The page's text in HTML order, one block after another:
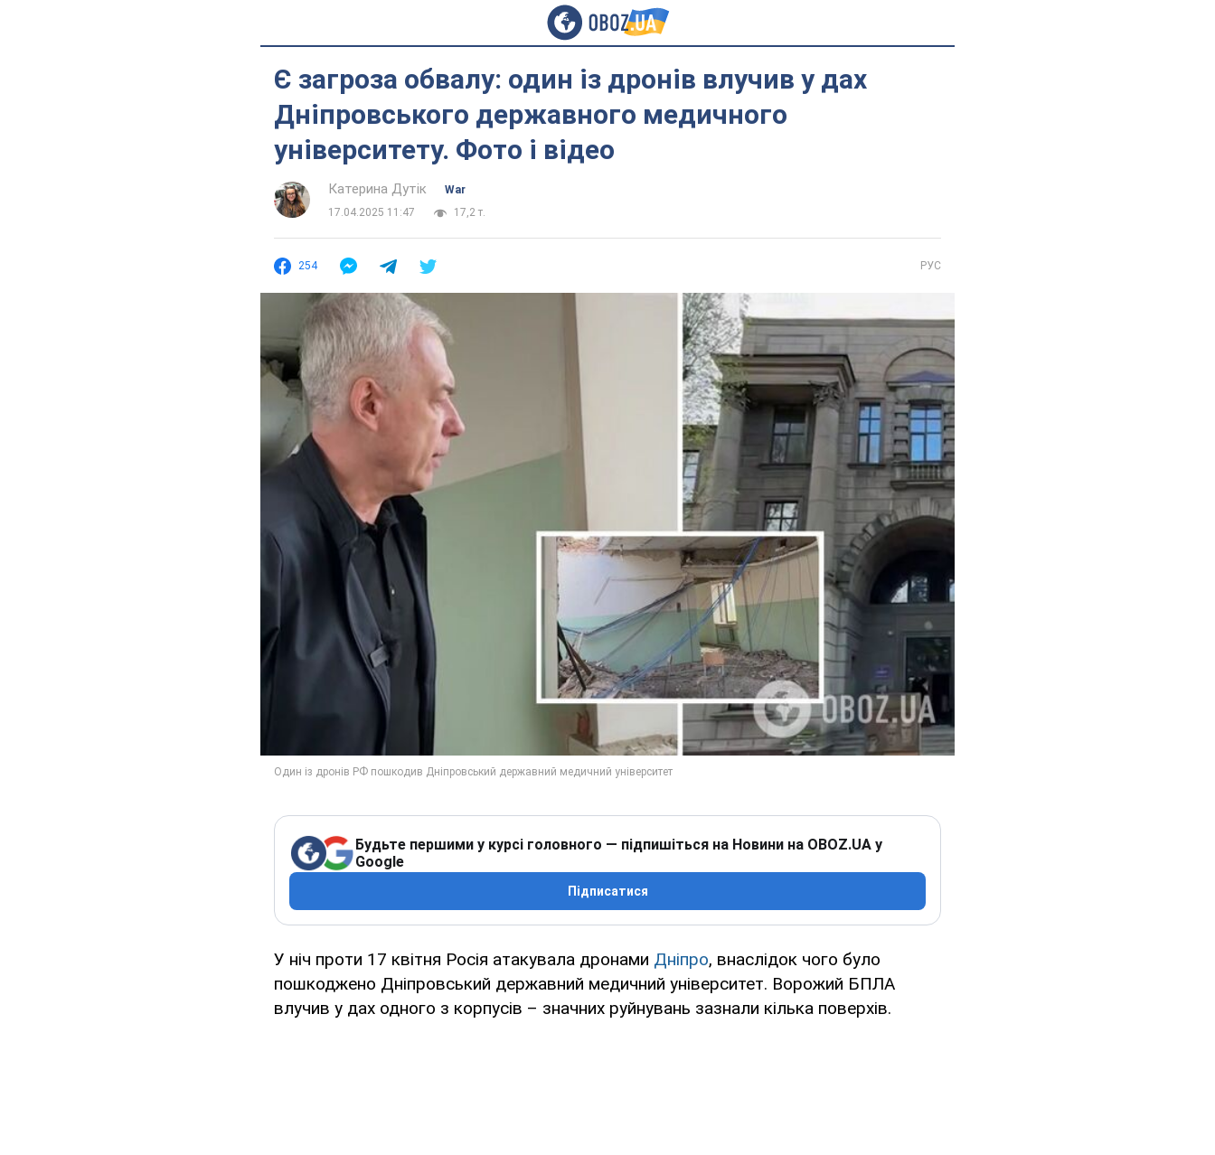
Є загроза обвалу: один із дронів влучив у дах
Дніпровського державного медичного
університету. Фото і відео
Катерина Дутік
War
17.04.2025 11:47
17,2 т.
254 РУС
Будьте першими у курсі головного — підпишіться на Новини на OBOZ.UA у
Google
Підписатися
У ніч проти 17 квітня Росія атакувала дронами Дніпро, внаслідок чого було
пошкоджено Дніпровський державний медичний університет. Ворожий БПЛА
влучив у дах одного з корпусів – значних руйнувань зазнали кілька поверхів.